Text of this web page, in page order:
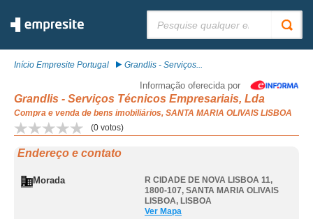
Início Empresite Portugal Grandlis - Serviços...
Informação oferecida por
Grandlis - Serviços Técnicos Empresariais, Lda
Compra e venda de bens imobiliários, SANTA MARIA OLIVAIS LISBOA
(0 votos)
Endereço e contato
Morada
R CIDADE DE NOVA LISBOA 11,
1800-107, SANTA MARIA OLIVAIS
LISBOA, LISBOA
Ver Mapa